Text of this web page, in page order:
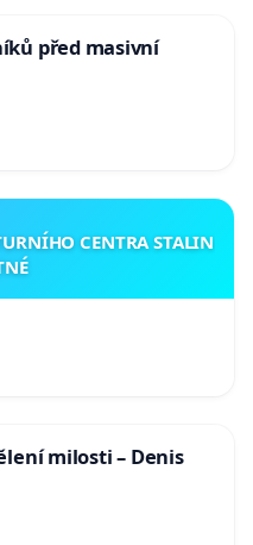
před masivní
CENTRA STALIN
milosti – Denis